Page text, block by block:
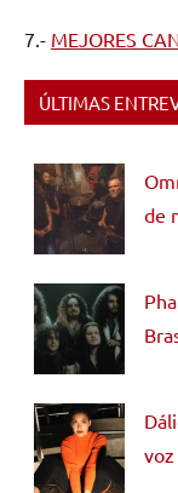
7.- MEJORES
ÚLTIMAS
de